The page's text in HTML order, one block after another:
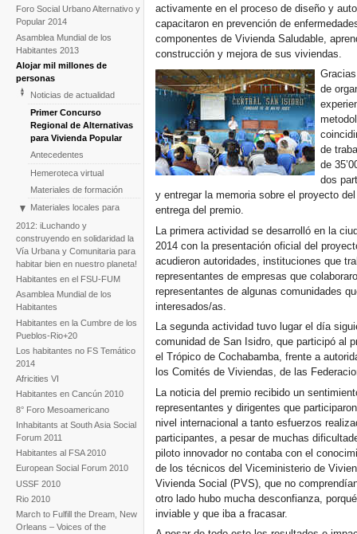
Foro Social Urbano Alternativo y
Popular 2014
Asamblea Mundial de los
Habitantes 2013
Alojar mil millones de
personas
Noticias de actualidad
Primer Concurso
Regional de Alternativas
para Vivienda Popular
Antecedentes
Hemeroteca virtual
Materiales de formación
Materiales locales para
viviendas populares
Blog: Territorios,
Gobernanza y Democracia
2012: iLuchando y
construyendo en solidaridad la
Vía Urbana y Comunitaria para
habitar bien en nuestro planeta!
Habitantes en el FSU-FUM
Asamblea Mundial de los
Habitantes
Habitantes en la Cumbre de los
Pueblos-Rio+20
Los habitantes no FS Temático
2014
Africities VI
Habitantes en Cancún 2010
8° Foro Mesoamericano
Inhabitants at South Asia Social
Forum 2011
Habitantes al FSA 2010
European Social Forum 2010
USSF 2010
Rio 2010
March to Fulfill the Dream, New
Orleans – Voices of the
activamente en el proceso de diseño y
capacitaron en prevención de
componentes de Vivienda Saludable,
construcción y mejora de sus viviendas.
de
de
de
dos
y entregar la memoria sobre el proyecto
entrega del premio.
La primera actividad se desarrolló en la
2014 con la presentación oficial del
acudieron autoridades, instituciones que
representantes de empresas que
representantes de algunas comunidades
interesados/as.
La segunda actividad tuvo lugar el día
comunidad de San Isidro, que participó al
el Trópico de Cochabamba, frente a
los Comités de Viviendas, de las
La noticia del premio recibido un
representantes y dirigentes que
nivel internacional a tanto esfuerzos
participantes, a pesar de muchas
piloto innovador no contaba con el
de los técnicos del Viceministerio de
Vivienda Social (PVS), que no
otro lado hubo mucha desconfianza,
inviable y que iba a fracasar.